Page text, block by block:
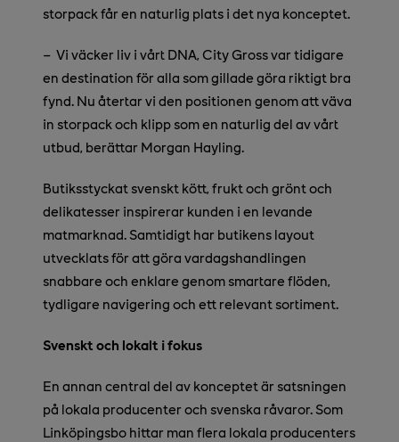
storpack får en naturlig plats i det nya konceptet.
– Vi väcker liv i vårt DNA, City Gross var tidigare
en destination för alla som gillade göra riktigt bra
fynd. Nu återtar vi den positionen genom att väva
in storpack och klipp som en naturlig del av vårt
utbud, berättar Morgan Hayling.
Butiksstyckat svenskt kött, frukt och grönt och
delikatesser inspirerar kunden i en levande
matmarknad. Samtidigt har butikens layout
utvecklats för att göra vardagshandlingen
snabbare och enklare genom smartare flöden,
tydligare navigering och ett relevant sortiment.
Svenskt och lokalt i fokus
En annan central del av konceptet är satsningen
på lokala producenter och svenska råvaror. Som
Linköpingsbo hittar man flera lokala producenters